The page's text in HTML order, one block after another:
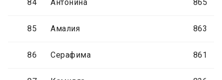
84 Антонина 865
85 Амалия 863
86 Серафима 861